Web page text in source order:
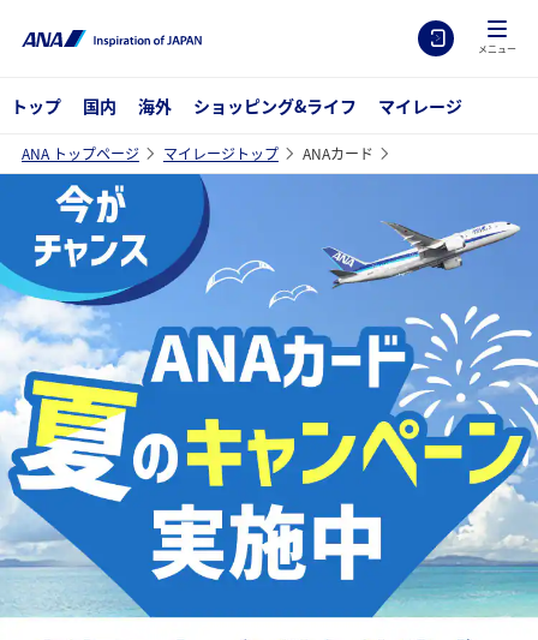
メニュー
トップ 国内 海外 ショッピング&ライフ マイレージ
ANA トップページ マイレージトップ ANAカード